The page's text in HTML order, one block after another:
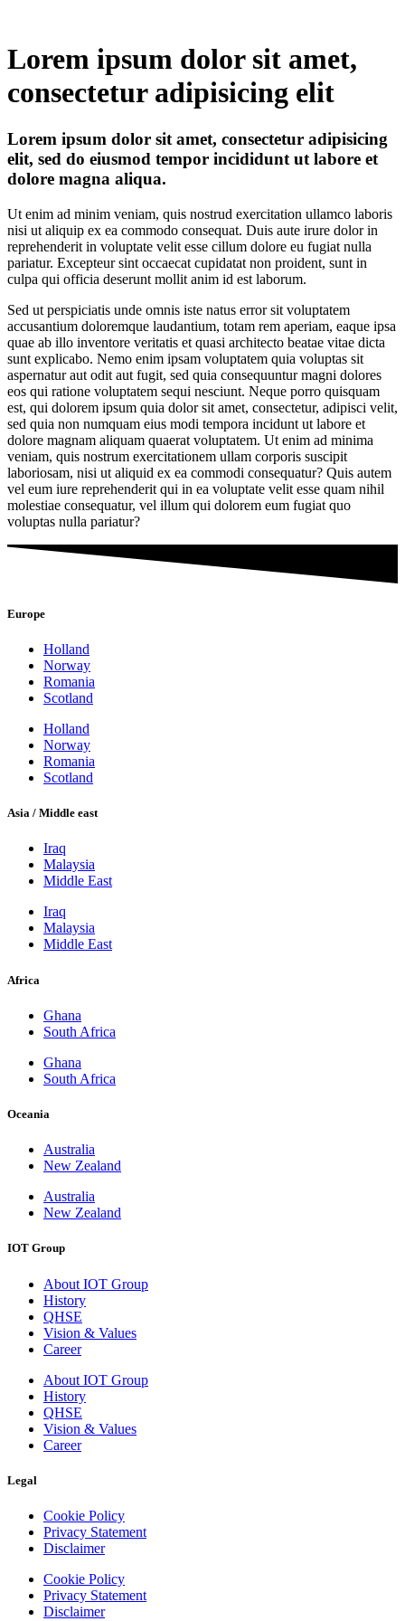
Lorem ipsum dolor sit amet,
consectetur adipisicing elit
Lorem ipsum dolor sit amet, consectetur adipisicing
elit, sed do eiusmod tempor incididunt ut labore et
dolore magna aliqua.
Ut enim ad minim veniam, quis nostrud exercitation ullamco laboris
nisi ut aliquip ex ea commodo consequat. Duis aute irure dolor in
reprehenderit in voluptate velit esse cillum dolore eu fugiat nulla
pariatur. Excepteur sint occaecat cupidatat non proident, sunt in
culpa qui officia deserunt mollit anim id est laborum.
Sed ut perspiciatis unde omnis iste natus error sit voluptatem
accusantium doloremque laudantium, totam rem aperiam, eaque ipsa
quae ab illo inventore veritatis et quasi architecto beatae vitae dicta
sunt explicabo. Nemo enim ipsam voluptatem quia voluptas sit
aspernatur aut odit aut fugit, sed quia consequuntur magni dolores
eos qui ratione voluptatem sequi nesciunt. Neque porro quisquam
est, qui dolorem ipsum quia dolor sit amet, consectetur, adipisci velit,
sed quia non numquam eius modi tempora incidunt ut labore et
dolore magnam aliquam quaerat voluptatem. Ut enim ad minima
veniam, quis nostrum exercitationem ullam corporis suscipit
laboriosam, nisi ut aliquid ex ea commodi consequatur? Quis autem
vel eum iure reprehenderit qui in ea voluptate velit esse quam nihil
molestiae consequatur, vel illum qui dolorem eum fugiat quo
voluptas nulla pariatur?
Europe
Holland
Norway
Romania
Scotland
Holland
Norway
Romania
Scotland
Asia / Middle east
Iraq
Malaysia
Middle East
Iraq
Malaysia
Middle East
Africa
Ghana
South Africa
Ghana
South Africa
Oceania
Australia
New Zealand
Australia
New Zealand
IOT Group
About IOT Group
History
QHSE
Vision & Values
Career
About IOT Group
History
QHSE
Vision & Values
Career
Legal
Cookie Policy
Privacy Statement
Disclaimer
Cookie Policy
Privacy Statement
Disclaimer